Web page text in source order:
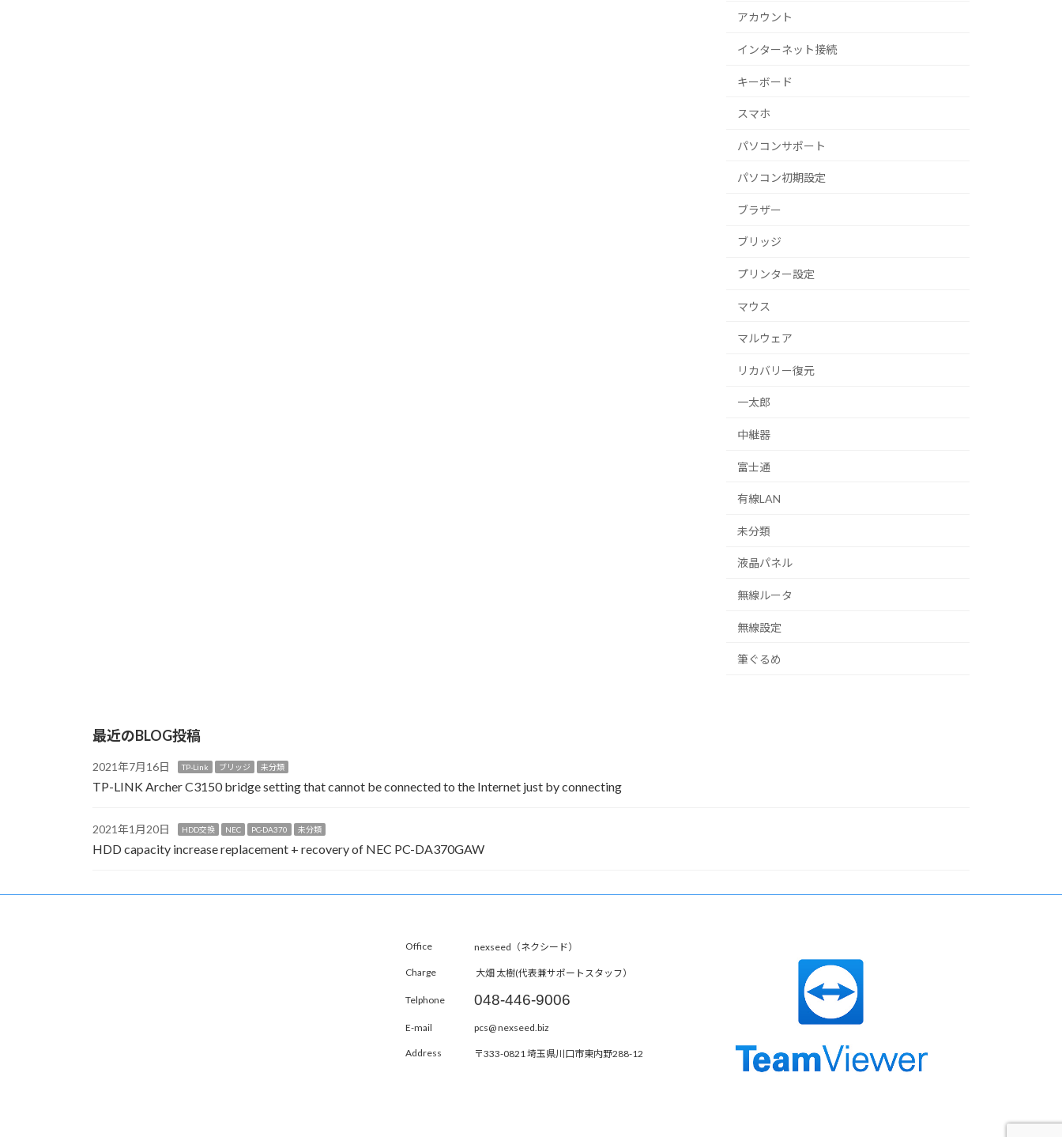
アカウント
インターネット接続
キーボード
スマホ
パソコンサポート
パソコン初期設定
ブラザー
ブリッジ
プリンター設定
マウス
マルウェア
リカバリー復元
一太郎
中継器
富士通
有線LAN
未分類
液晶パネル
無線ルータ
無線設定
筆ぐるめ
最近のBLOG投稿
2021年7月16日 TP-Link ブリッジ 未分類
TP-LINK Archer C3150 bridge setting that cannot be connected to the Internet just by connecting
2021年1月20日 HDD交換 NEC PC-DA370 未分類
HDD capacity increase replacement + recovery of NEC PC-DA370GAW
Office nexseed（ネクシード）
Charge 大畑 太樹(代表兼サポートスタッフ）
Telphone 048-446-9006
E-mail pcs@ nexseed.biz
Address 〒333-0821 埼玉県川口市東内野288-12